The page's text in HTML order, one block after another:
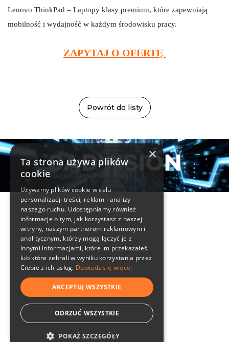
Lenovo ThinkPad – Laptopy klasy premium, które zapewniają
mobilność i wydajność w każdym środowisku pracy.
ZAPYTAJ O OFERTĘ
Powrót do listy
Informacje
Kontakt
32 4004 102 cadvision@cadvision.pl
szkolenia@panova.pl
Wszystkie prawa zastrzeżone © CADVISION
×
Ta strona używa plików
cookie
Używamy plików cookie w celu
personalizacji treści, reklam i analizy
naszego ruchu. Udostępniamy również
informacje o tym, jak korzystasz z naszej
witryny, naszym partnerom reklamowym i
analitycznym, którzy mogą łączyć je z
innymi informacjami, które im przekazałeś
lub które zebrali w wyniku korzystania przez
Ciebie z ich usług. Dowiedz się więcej
AKCEPTUJ WSZYSTKIE
ODRZUĆ WSZYSTKIE
POKAŻ SZCZEGÓŁY